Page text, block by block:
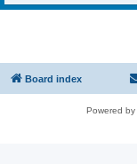
Board index
Powered by